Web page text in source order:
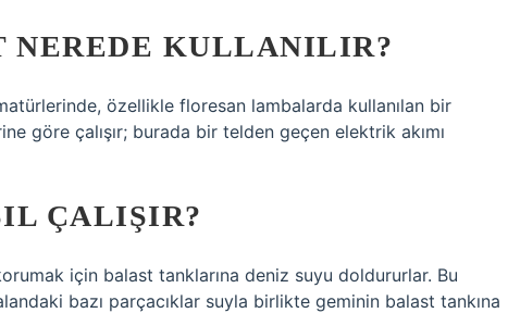
NEREDE KULLANILIR?
özellikle floresan lambalarda kullanılan bir
göre çalışır; burada bir telden geçen elektrik akımı
ÇALIŞIR?
için balast tanklarına deniz suyu doldururlar. Bu
bazı parçacıklar suyla birlikte geminin balast tankına